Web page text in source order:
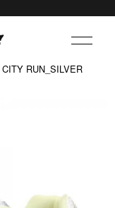
RUN_SILVER